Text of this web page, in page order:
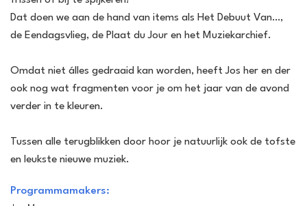
Dat doen we aan de hand van items als Het Debuut Van…,
de Eendagsvlieg, de Plaat du Jour en het Muziekarchief.
Omdat niet álles gedraaid kan worden, heeft Jos her en der
ook nog wat fragmenten voor je om het jaar van de avond
verder in te kleuren.
Tussen alle terugblikken door hoor je natuurlijk ook de tofste
en leukste nieuwe muziek.
Programmamakers: